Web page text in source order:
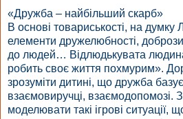
«Дружба – найбільший скарб»
В основі товариськості, на думку
елементи дружелюбності,
до людей… Відлюдькувата
робить своє життя похмурим».
зрозуміти дитині, що дружба
взаємовиручці, взаємодопомозі.
моделювати такі ігрові ситуації,